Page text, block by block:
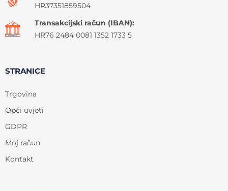
HR37351859504
Transakcijski račun (IBAN):
HR76 2484 0081 1352 1733 5
STRANICE
Trgovina
Opći uvjeti
GDPR
Moj račun
Kontakt